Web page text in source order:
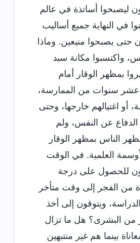
ليصبحوا أساتذة في عالم
في النهاية جميع أساليب
يصبحوا منيعين. وماذا
واكتسبوا مكانة سيد
بمظهر الوقار أمام
عشر سنوات من الممارسة،
أو اغتيالهم خارجها، وحتى
عن النفس، ولم
الناس بمظهر الوقار
العلمية. في الوقت
للحصول على درجة
من الفجر إلى وقت متأخر
ويتوقون إلى أخذ
من البشرى؟ هل ما تزال
بينما هم غير منتبهين